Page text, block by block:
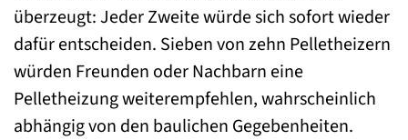
überzeugt: Jeder Zweite würde sich sofort wieder
dafür entscheiden. Sieben von zehn Pelletheizern
würden Freunden oder Nachbarn eine
Pelletheizung weiterempfehlen, wahrscheinlich
abhängig von den baulichen Gegebenheiten.